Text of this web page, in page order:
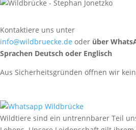
Kontaktiere uns unter
info@wildbruecke.de oder über
Sprachen Deutsch oder Englisch
Aus Sicherheitsgründen öffnen wir
Wildtiere sind ein untrennbarer Teil